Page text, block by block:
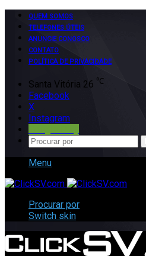
QUEM SOMOS
TELEFONES ÚTEIS
ANUNCIE CONOSCO
CONTATO
POLÍTICA DE PRIVACIDADE
Santa Vitória 26 ℃
Facebook
X
Instagram
Menu
Procurar por
Switch skin